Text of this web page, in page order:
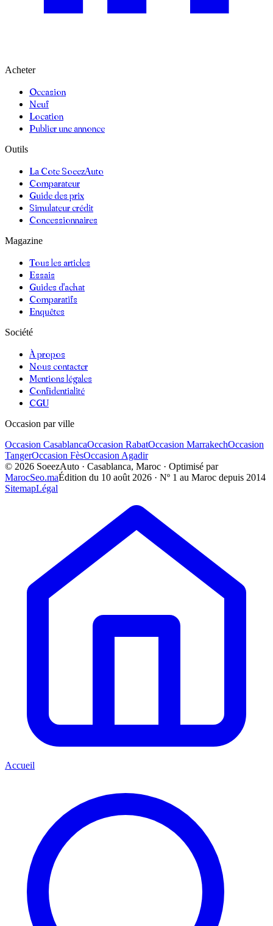
Acheter
Occasion
Neuf
Location
Publier une annonce
Outils
La Cote SoeezAuto
Comparateur
Guide des prix
Simulateur crédit
Concessionnaires
Magazine
Tous les articles
Essais
Guides d'achat
Comparatifs
Enquêtes
Société
À propos
Nous contacter
Mentions légales
Confidentialité
CGU
Occasion par ville
Occasion CasablancaOccasion RabatOccasion MarrakechOccasion
TangerOccasion FèsOccasion Agadir
© 2026 SoeezAuto · Casablanca, Maroc · Optimisé par
MarocSeo.maÉdition du 10 août 2026 · Nº 1 au Maroc depuis 2014
SitemapLégal
Accueil